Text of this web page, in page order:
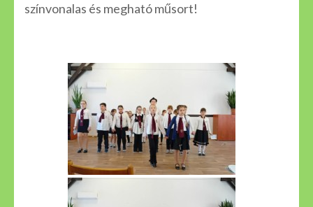
színvonalas és megható műsort!